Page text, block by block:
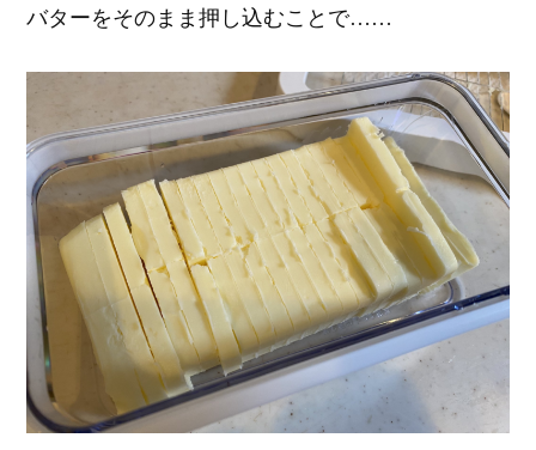
バターをそのまま押し込むことで……